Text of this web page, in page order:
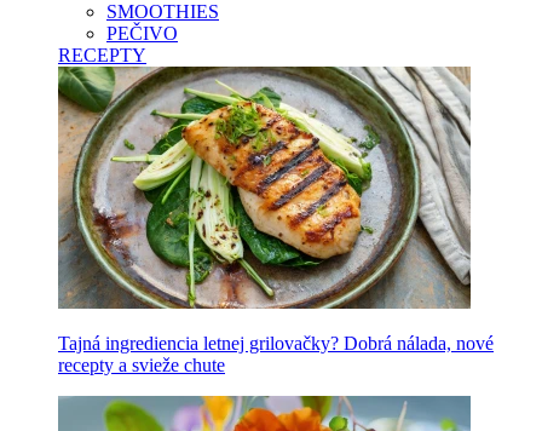
SMOOTHIES
PEČIVO
RECEPTY
Tajná ingrediencia letnej grilovačky? Dobrá nálada, nové
recepty a svieže chute